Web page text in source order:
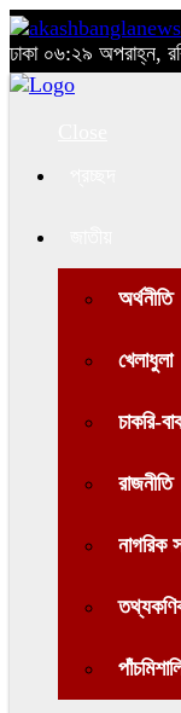
ঢাকা ০৬:২৯ অপরাহ্ন,
অর্থনীতি
খেলাধুলা
চাকরি-
রাজনীতি
নাগরিক